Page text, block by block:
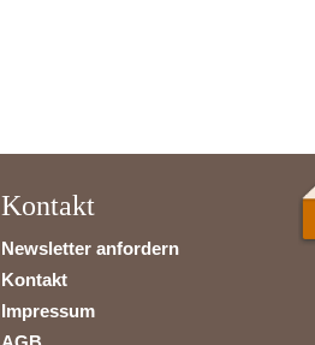
Kontakt
Newsletter anfordern
Kontakt
Impressum